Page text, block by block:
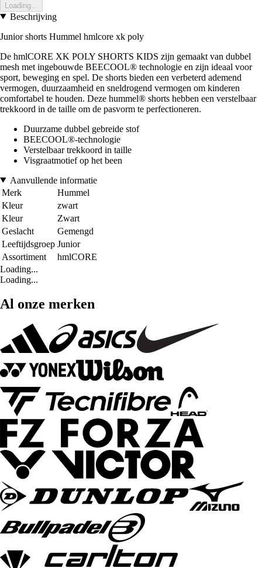
Loading...
Beschrijving
Junior shorts Hummel hmlcore xk poly
De hmlCORE XK POLY SHORTS KIDS zijn gemaakt van dubbel
mesh met ingebouwde BEECOOL® technologie en zijn ideaal voor
sport, beweging en spel. De shorts bieden een verbeterd ademend
vermogen, duurzaamheid en sneldrogend vermogen om kinderen
comfortabel te houden. Deze hummel® shorts hebben een verstelbaar
trekkoord in de taille om de pasvorm te perfectioneren.
Duurzame dubbel gebreide stof
BEECOOL®-technologie
Verstelbaar trekkoord in taille
Visgraatmotief op het been
Aanvullende informatie
Merk
Hummel
Kleur
zwart
Kleur
Zwart
Geslacht
Gemengd
Leeftijdsgroep Junior
Assortiment
hmlCORE
Loading...
Loading...
Al onze merken